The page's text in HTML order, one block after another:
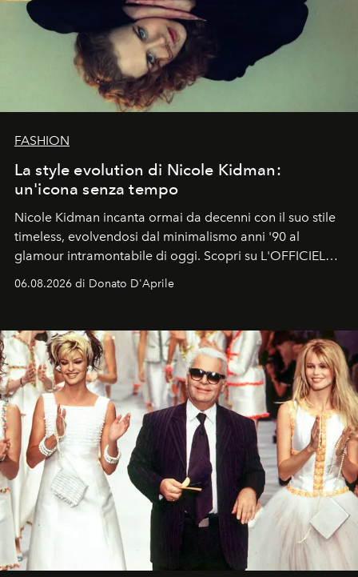
FASHION
La style evolution di Nicole Kidman:
un'icona senza tempo
Nicole Kidman incanta ormai da decenni con il suo stile
timeless, evolvendosi dal minimalismo anni '90 al
glamour intramontabile di oggi. Scopri su L'OFFICIEL
Italia la sua style evolution.
06.08.2026 di Donato D'Aprile